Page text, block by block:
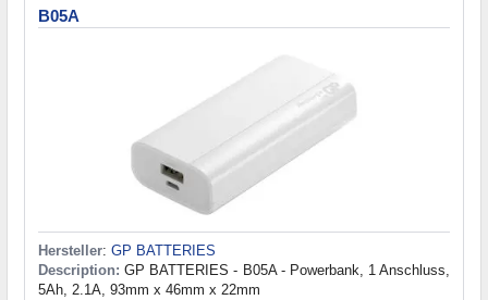
B05A
Hersteller: GP BATTERIES
Description: GP BATTERIES - B05A - Powerbank, 1 Anschluss,
5Ah, 2.1A, 93mm x 46mm x 22mm